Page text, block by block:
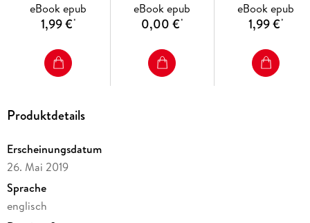
eBook epub
1,99 €*
eBook epub
0,00 €*
eBook epub
1,99 €*
Produktdetails
Erscheinungsdatum
26. Mai 2019
Sprache
englisch